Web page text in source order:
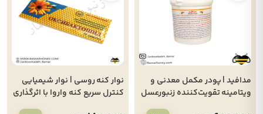
مدافید | پودر مکمل معدنی و
ویتامینه تقویت‌کننده زنبورعسل
نوار کنه روسی | نوار شیمیایی
کنترل سریع کنه واروا با اثرگذاری